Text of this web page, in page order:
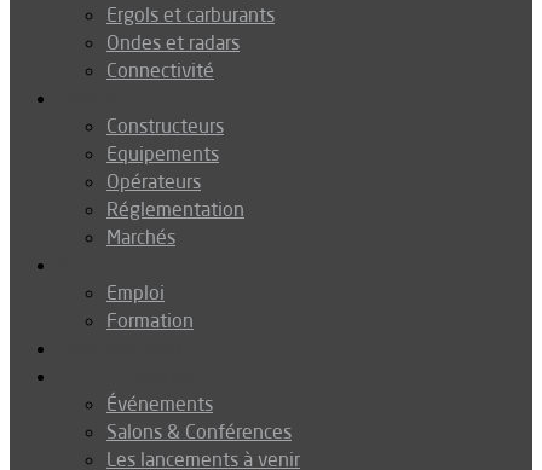
Ergols et carburants
Ondes et radars
Connectivité
Constructeurs
Equipements
Opérateurs
Réglementation
Marchés
Emploi
Formation
Événements
Salons & Conférences
Les lancements à venir